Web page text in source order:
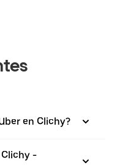
en Clichy?
-